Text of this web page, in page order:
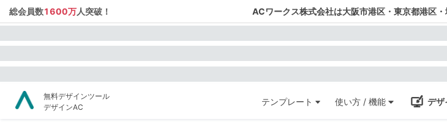
総会員数1600万人突破！ ACワークス株式会社は大阪市港区・東京都港区
無料デザインツール
デザインAC
テンプレート 使い方 / 機能 デザ